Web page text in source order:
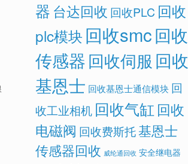
器 台达回收 回收PLC 回收
plc模块 回收smc回收
传感器回收伺服 回收
基恩士 回收基恩士通信模块 回
收工业相机 回收气缸 回收
电磁阀 回收费斯托基恩士
传感器回收 威纶通回收 安全继电器